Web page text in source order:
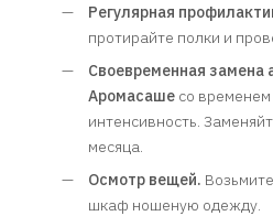
Регулярная
протирайте полки и
Своевременная замена
Аромасаше со
интенсивность.
месяца.
Осмотр вещей.
шкаф ношеную одежду.